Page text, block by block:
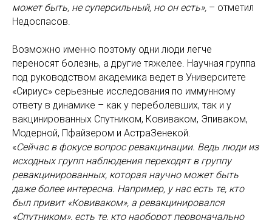
может быть, не суперсильный, но он есть», – отметил
Недоспасов.
Возможно именно поэтому одни люди легче
переносят болезнь, а другие тяжелее. Научная группа
под руководством академика ведет в Университете
«Сириус» серьезные исследования по иммунному
ответу в динамике – как у переболевших, так и у
вакцинированных Спутником, Ковиваком, Эпиваком,
Модерной, Пфайзером и АстраЗенекой.
«Сейчас в фокусе вопрос ревакцинации. Ведь люди из
исходных групп наблюдения переходят в группу
ревакцинированных, которая научно может быть
даже более интересна. Например, у нас есть те, кто
был привит «Ковиваком», а ревакцинировался
«Спутником», есть те, кто наоборот первоначально